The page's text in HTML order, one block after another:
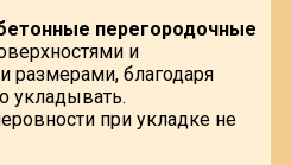
перегородочные
и
размерами, благодаря
укладывать.
при укладке не